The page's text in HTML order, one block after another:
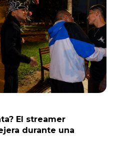
El streamer
durante una